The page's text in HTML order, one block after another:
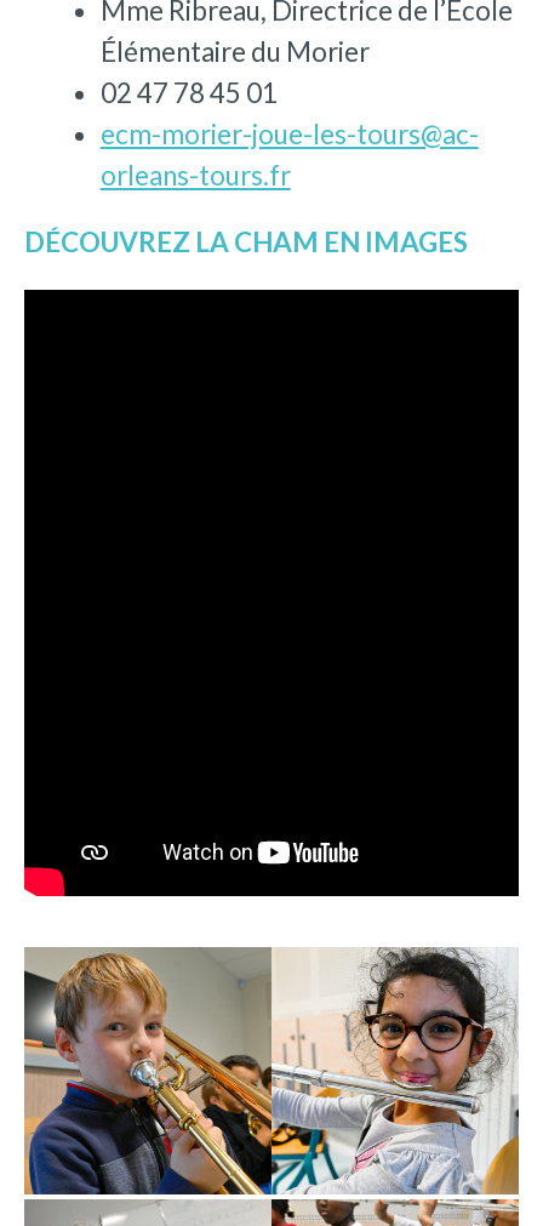
Mme Ribreau, Directrice de l’École
Élémentaire du Morier
02 47 78 45 01
ecm-morier-joue-les-tours@ac-
orleans-tours.fr
DÉCOUVREZ LA CHAM EN IMAGES